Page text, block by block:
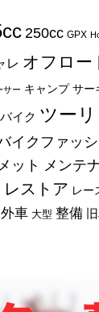
250cc GPX
レ オフロー
サー キャンプ サー
イク ツー
イクファッ
ット メンテ
レストア レー
外車 大型 整備